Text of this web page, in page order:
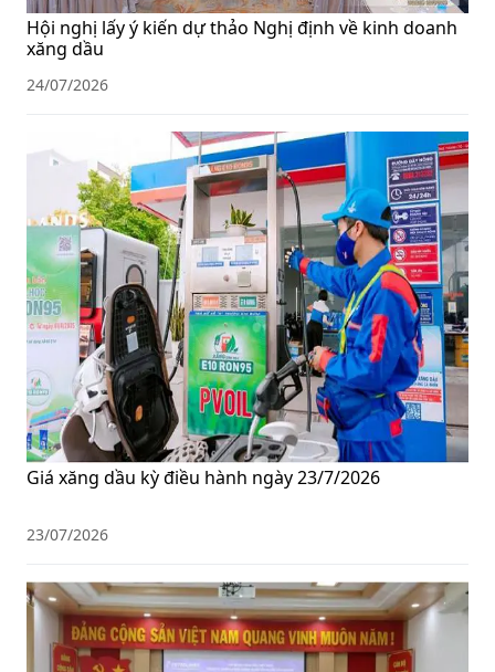
Hội nghị lấy ý kiến dự thảo Nghị định về kinh doanh
xăng dầu
24/07/2026
Giá xăng dầu kỳ điều hành ngày 23/7/2026
23/07/2026